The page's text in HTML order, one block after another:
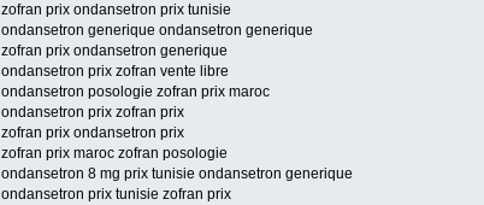
zofran prix ondansetron prix tunisie
ondansetron generique ondansetron generique
zofran prix ondansetron generique
ondansetron prix zofran vente libre
ondansetron posologie zofran prix maroc
ondansetron prix zofran prix
zofran prix ondansetron prix
zofran prix maroc zofran posologie
ondansetron 8 mg prix tunisie ondansetron generique
ondansetron prix tunisie zofran prix